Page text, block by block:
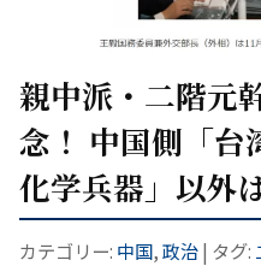
親中派・二階元
念！ 中国側「台
化学兵器」以外
カテゴリー: 中国,政治| タグ: